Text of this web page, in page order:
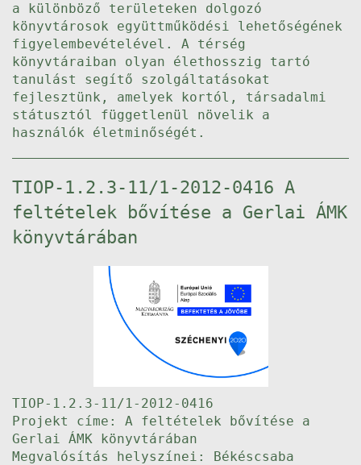
a különböző területeken dolgozó
könyvtárosok együttműködési lehetőségének
figyelembevételével. A térség
könyvtáraiban olyan élethosszig tartó
tanulást segítő szolgáltatásokat
fejlesztünk, amelyek kortól, társadalmi
státusztól függetlenül növelik a
használók életminőségét.
TIOP-1.2.3-11/1-2012-0416 A
feltételek bővítése a Gerlai ÁMK
könyvtárában
TIOP-1.2.3-11/1-2012-0416
Projekt címe: A feltételek bővítése a
Gerlai ÁMK könyvtárában
Megvalósítás helyszínei: Békéscsaba